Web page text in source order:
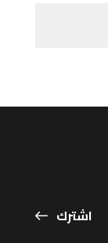
اشترك